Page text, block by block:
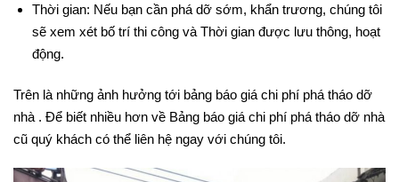
Thời gian: Nếu bạn cần phá dỡ sớm, khẩn trương, chúng tôi
sẽ xem xét bố trí thi công và Thời gian được lưu thông, hoạt
động.
Trên là những ảnh hưởng tới bảng báo giá chi phí phá tháo dỡ
nhà . Để biết nhiều hơn về Bảng báo giá chi phí phá tháo dỡ nhà
cũ quý khách có thể liên hệ ngay với chúng tôi.